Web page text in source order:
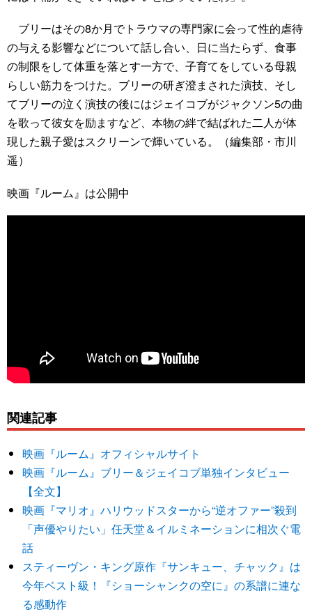
ブリーはその8か月でトラウマの専門家に会って性的虐待
の与える影響などについて話し合い、日に当たらず、食事
の制限をして体重を落とす一方で、子育てをしている母親
らしい筋力をつけた。ブリーの研ぎ澄まされた演技、そし
てブリーの泣く演技の後にはジェイコブがジャクソン5の曲
を歌って彼女を励ますなど、本物の絆で結ばれた二人が体
現した親子愛はスクリーンで輝いている。（編集部・市川
遥）
映画『ルーム』は公開中
関連記事
映画『ルーム』オフィシャルサイト
映画『ルーム』ブリー＆ジェイコブ単独インタビュー
【全文】
映画『マリオ』ハリウッドスターから“逆オファー”殺到
「声優やりたい」任天堂＆イルミネーションに相次ぐ電
話
スティーヴン・キング原作『サンキュー、チャック』は
今年ベスト級！『ショーシャンクの空に』の系譜に連な
る感動作